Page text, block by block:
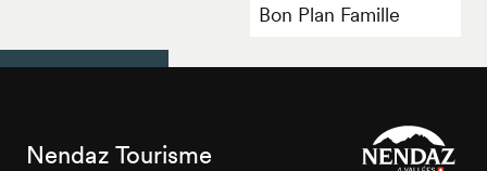
Bon Plan Famille
Nendaz Tourisme